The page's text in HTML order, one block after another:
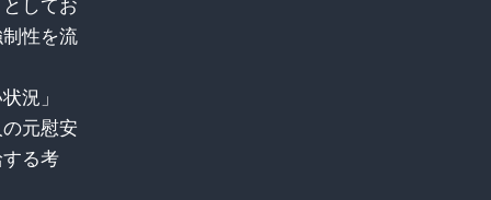
してお
性を流
況」
元慰安
る考